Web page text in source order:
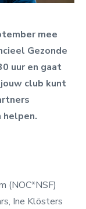
mee
Gezonde
uur en gaat
club kunt
helpen.
(NOC*NSF)
Ine Klösters